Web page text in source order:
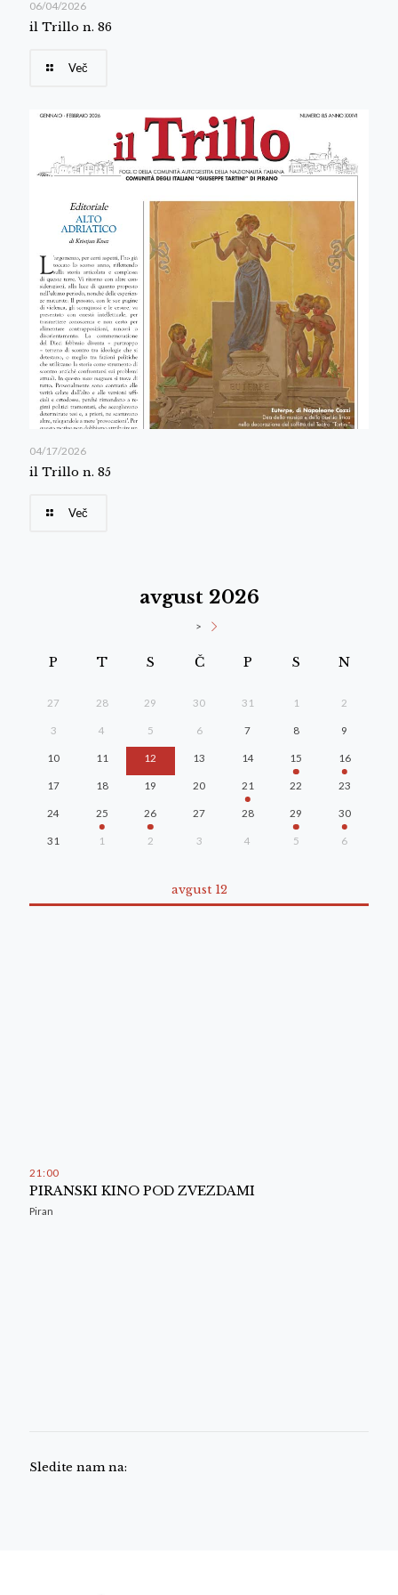
06/04/2026
il Trillo n. 86
Več
04/17/2026
il Trillo n. 85
Več
avgust 2026
>
P T S Č P S N
27 28 29 30 31 1 2
3 4 5 6 7 8 9
10 11 12 13 14 15 16
17 18 19 20 21 22 23
24 25 26 27 28 29 30
31 1 2 3 4 5 6
avgust 12
21 : 00
PIRANSKI KINO POD ZVEZDAMI
Piran
Sledite nam na: